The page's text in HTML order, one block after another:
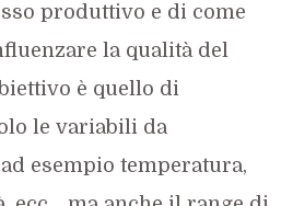
produttivo e di come
la qualità del
è quello di
le variabili da
esempio temperatura,